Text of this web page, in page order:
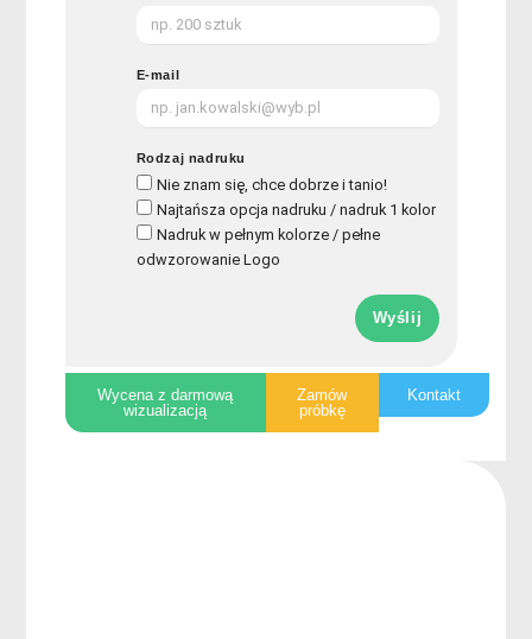
E-mail
Rodzaj nadruku
Nie znam się, chce dobrze i tanio!
Najtańsza opcja nadruku / nadruk 1 kolor
Nadruk w pełnym kolorze / pełne
odwzorowanie Logo
Wyślij
Wycena z darmową
wizualizacją
Zamów
próbkę
Kontakt